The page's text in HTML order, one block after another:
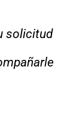
solicitud